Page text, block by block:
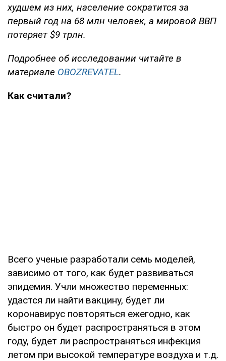
худшем из них, население сократится за
первый год на 68 млн человек, а мировой ВВП
потеряет $9 трлн.
Подробнее об исследовании читайте в
материале OBOZREVATEL.
Как считали?
Всего ученые разработали семь моделей,
зависимо от того, как будет развиваться
эпидемия. Учли множество переменных:
удастся ли найти вакцину, будет ли
коронавирус повторяться ежегодно, как
быстро он будет распространяться в этом
году, будет ли распространяться инфекция
летом при высокой температуре воздуха и т.д.